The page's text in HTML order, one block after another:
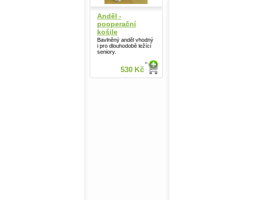
Anděl -
pooperační
košile
Bavlněný anděl vhodný
i pro dlouhodobě ležící
seniory.
530 Kč